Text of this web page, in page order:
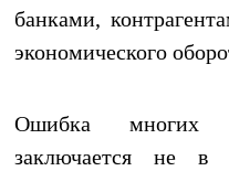
банками,
экономического
Ошибка многих
заключается не